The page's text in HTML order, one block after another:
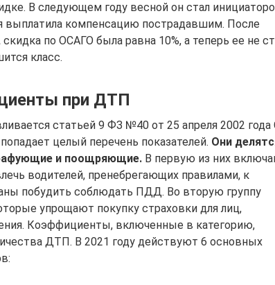
В следующем году весной он стал
выплатила компенсацию пострадавшим. После
по ОСАГО была равна 10%, а теперь ее не
класс.
при ДТП
статьей 9 ФЗ №40 от 25 апреля 2002 года
целый перечень показателей. Они
и поощряющие. В первую из них
водителей, пренебрегающих правилами, к
побудить соблюдать ПДД. Во вторую группу
упрощают покупку страховки для лиц,
Коэффициенты, включенные в категорию,
ДТП. В 2021 году действуют 6 основных